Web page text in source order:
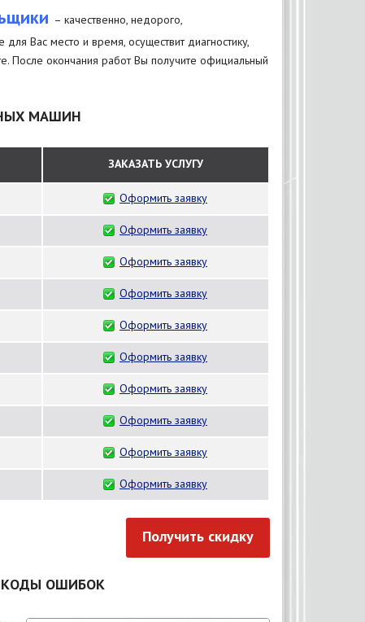
– качественно, недорого,
Вас место и время, осуществит диагностику,
После окончания работ Вы получите официальный
МАШИН
ЗАКАЗАТЬ УСЛУГУ
Оформить заявку
Оформить заявку
Оформить заявку
Оформить заявку
Оформить заявку
Оформить заявку
Оформить заявку
Оформить заявку
Оформить заявку
Оформить заявку
Получить скидку
ОШИБОК